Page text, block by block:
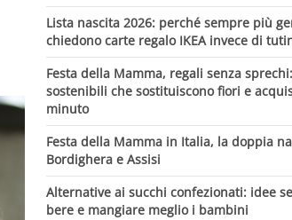
Lista nascita 2026: perché sempre più
chiedono carte regalo IKEA invece di
Festa della Mamma, regali senza
sostenibili che sostituiscono fiori e
minuto
Festa della Mamma in Italia, la doppia
Bordighera e Assisi
Alternative ai succhi confezionati: idee
bere e mangiare meglio i bambini